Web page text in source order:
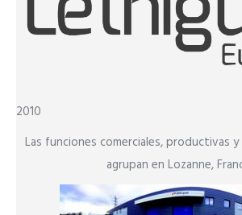
2010
Las funciones comerciales, productivas
agrupan en Lozanne,